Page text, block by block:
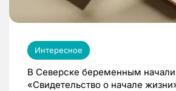
Интересное
В Северске беременным начали
«Свидетельство о начале